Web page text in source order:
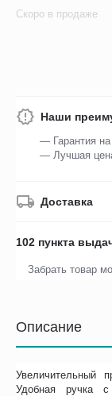
Скоро в продаже
Наши
— Гарантия
— Лучшая
Доставка
102 пункта
Забрать товар
Описание
Увеличительный
Удобная ручка с